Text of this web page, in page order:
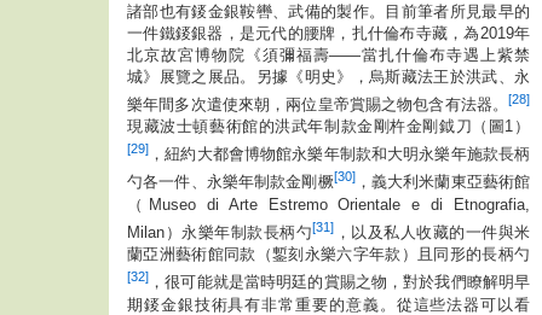
諸部也有錽金銀鞍轡、武備的製作。目前筆者所見最早的
一件鐵錽銀器，是元代的腰牌，扎什倫布寺藏，為2019年
北京故宮博物院《須彌福壽——當扎什倫布寺遇上紫禁
城》展覽之展品。另據《明史》，烏斯藏法王於洪武、永
樂年間多次遣使來朝，兩位皇帝賞賜之物包含有法器。
[28]
現藏波士頓藝術館的洪武年制款金剛杵金剛鉞刀（圖1）
[29] ，紐約大都會博物館永樂年制款和大明永樂年施款長柄
勺各一件、永樂年制款金剛橛[30]，義大利米蘭東亞藝術館
（Museo di Arte Estremo Orientale e di Etnografia,
Milan）永樂年制款長柄勺[31] ，以及私人收藏的一件與米
蘭亞洲藝術館同款（鏨刻永樂六字年款）且同形的長柄勺
[32] ，很可能就是當時明廷的賞賜之物，對於我們瞭解明早
期錽金銀技術具有非常重要的意義。從這些法器可以看